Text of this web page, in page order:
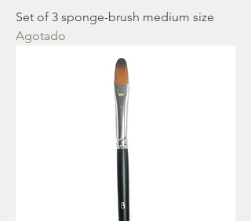
Set of 3 sponge-brush medium size
Agotado